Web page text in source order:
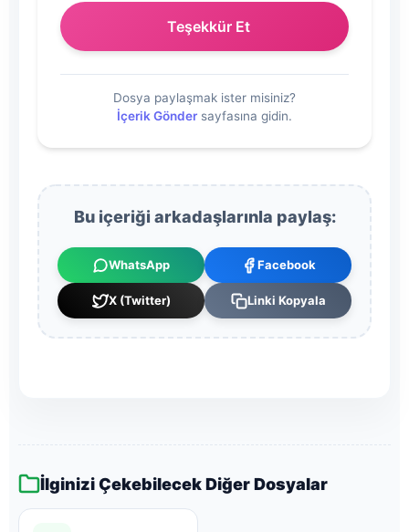
Teşekkür Et
Dosya paylaşmak ister misiniz?
İçerik Gönder sayfasına gidin.
Bu içeriği arkadaşlarınla paylaş:
WhatsApp Facebook
X (Twitter) Linki Kopyala
İlginizi Çekebilecek Diğer Dosyalar